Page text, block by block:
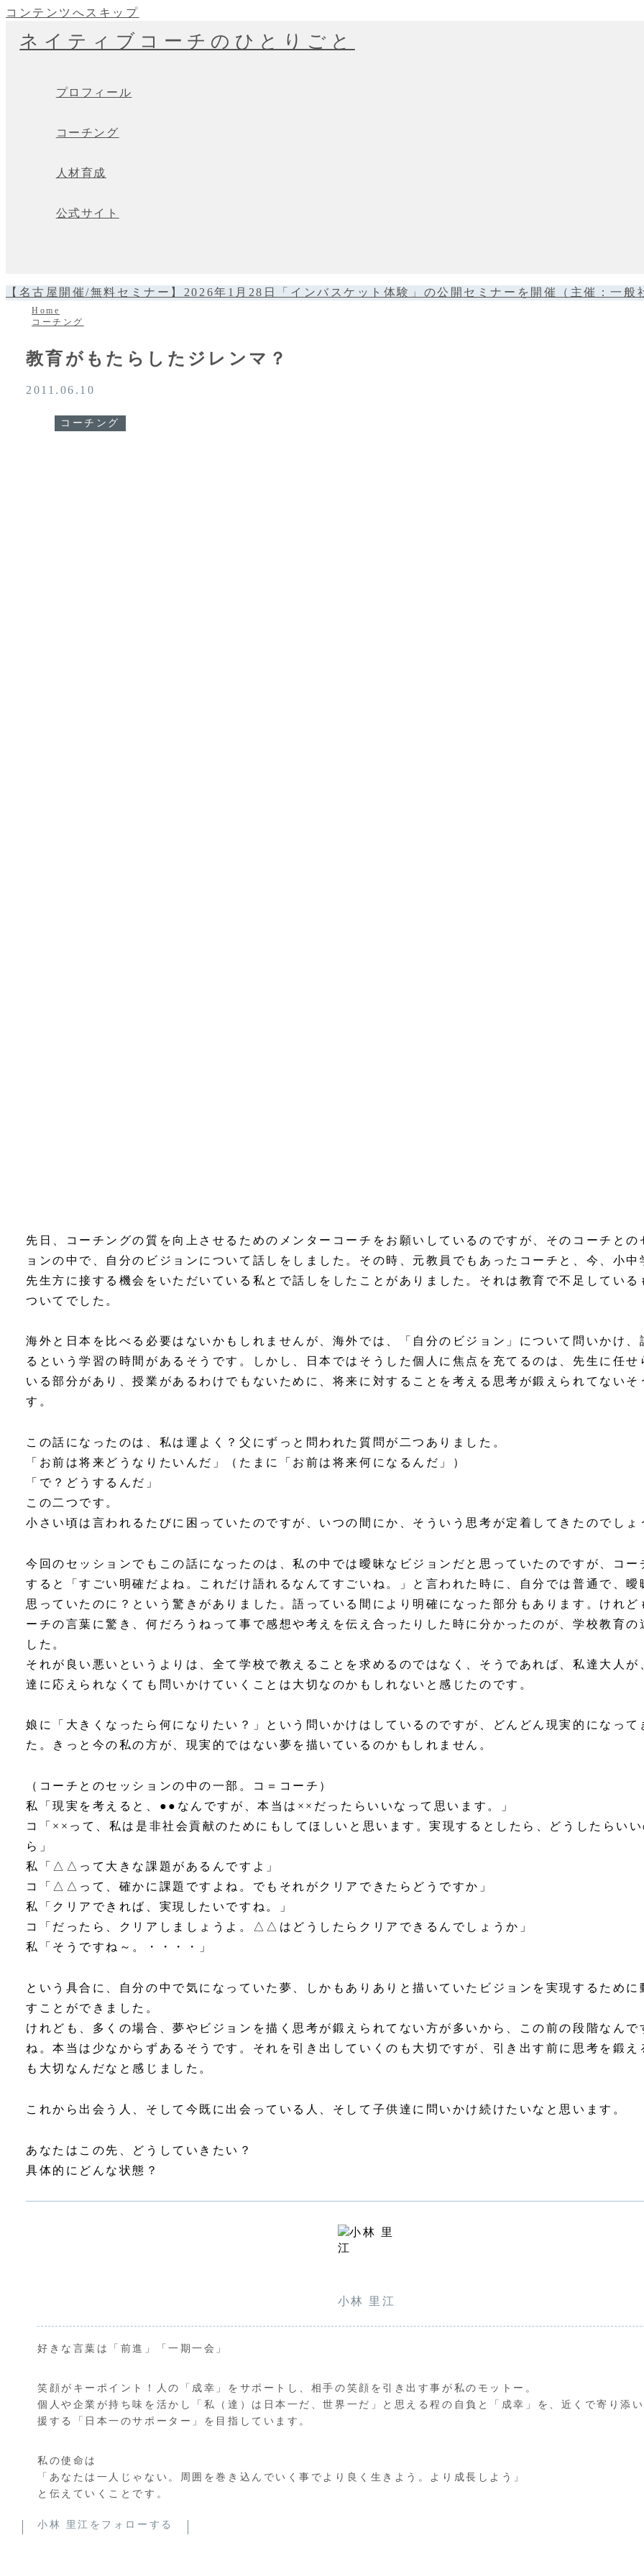
コンテンツへスキップ
ネイティブコーチのひとりごと
プロフィール
コーチング
人材育成
公式サイト
【名古屋開催/無料セミナー】2026年1月28日「インバスケット体験」の公開セミナーを開催（主催：一
Home
コーチング
教育がもたらしたジレンマ？
コーチング
2011.06.10
先日、コーチングの質を向上させるためのメンターコーチをお願いしているのですが、そのコーチとの
ョンの中で、自分のビジョンについて話しをしました。その時、元教員でもあったコーチと、今、小中
先生方に接する機会をいただいている私とで話しをしたことがありました。それは教育で不足している
ついてでした。
海外と日本を比べる必要はないかもしれませんが、海外では、「自分のビジョン」について問いかけ、
るという学習の時間があるそうです。しかし、日本ではそうした個人に焦点を充てるのは、先生に任せ
いる部分があり、授業があるわけでもないために、将来に対することを考える思考が鍛えられてないそ
す。
この話になったのは、私は運よく？父にずっと問われた質問が二つありました。
「お前は将来どうなりたいんだ」（たまに「お前は将来何になるんだ」）
「で？どうするんだ」
この二つです。
小さい頃は言われるたびに困っていたのですが、いつの間にか、そういう思考が定着してきたのでしょ
今回のセッションでもこの話になったのは、私の中では曖昧なビジョンだと思っていたのですが、コー
すると「すごい明確だよね。これだけ語れるなんてすごいね。」と言われた時に、自分では普通で、曖
思っていたのに？という驚きがありました。語っている間により明確になった部分もあります。けれど
ーチの言葉に驚き、何だろうねって事で感想や考えを伝え合ったりした時に分かったのが、学校教育の
した。
それが良い悪いというよりは、全て学校で教えることを求めるのではなく、そうであれば、私達大人が
達に応えられなくても問いかけていくことは大切なのかもしれないと感じたのです。
娘に「大きくなったら何になりたい？」という問いかけはしているのですが、どんどん現実的になって
た。きっと今の私の方が、現実的ではない夢を描いているのかもしれません。
（コーチとのセッションの中の一部。コ＝コーチ）
私「現実を考えると、●●なんですが、本当は××だったらいいなって思います。」
コ「××って、私は是非社会貢献のためにもしてほしいと思います。実現するとしたら、どうしたらいい
ら」
私「△△って大きな課題があるんですよ」
コ「△△って、確かに課題ですよね。でもそれがクリアできたらどうですか」
私「クリアできれば、実現したいですね。」
コ「だったら、クリアしましょうよ。△△はどうしたらクリアできるんでしょうか」
私「そうですね～。・・・・」
という具合に、自分の中で気になっていた夢、しかもありありと描いていたビジョンを実現するために
すことができました。
けれども、多くの場合、夢やビジョンを描く思考が鍛えられてない方が多いから、この前の段階なんで
ね。本当は少なからずあるそうです。それを引き出していくのも大切ですが、引き出す前に思考を鍛え
も大切なんだなと感じました。
これから出会う人、そして今既に出会っている人、そして子供達に問いかけ続けたいなと思います。
あなたはこの先、どうしていきたい？
具体的にどんな状態？
小林 里江
好きな言葉は「前進」「一期一会」
笑顔がキーポイント！人の「成幸」をサポートし、相手の笑顔を引き出す事が私のモットー。
個人や企業が持ち味を活かし「私（達）は日本一だ、世界一だ」と思える程の自負と「成幸」を、近くで寄り添
援する「日本一のサポーター」を目指しています。
私の使命は
「あなたは一人じゃない。周囲を巻き込んでいく事でより良く生きよう。より成長しよう」
と伝えていくことです。
小林 里江をフォローする